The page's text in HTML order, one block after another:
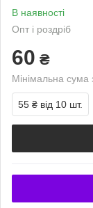
В наявності
Опт і роздріб
60 ₴
Мінімальна
55 ₴ від 10 шт.